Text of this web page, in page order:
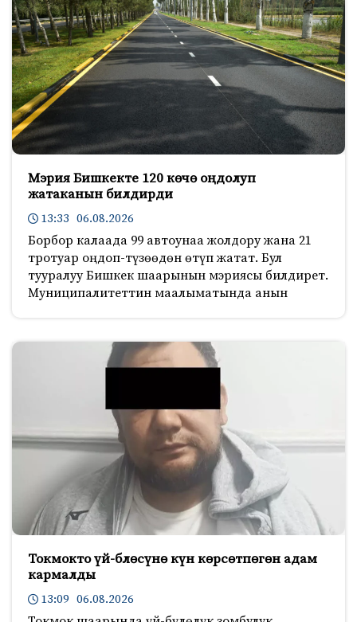
Мэрия Бишкекте 120 көчө оңдолуп
жатаканын билдирди
13:33 06.08.2026
Борбор калаада 99 автоунаа жолдору жана 21
тротуар оңдоп-түзөөдөн өтүп жатат. Бул
тууралуу Бишкек шаарынын мэриясы билдирет.
Муниципалитеттин маалыматында анын
Токмокто үй-блөсүнө күн көрсөтпөгөн адам
кармалды
13:09 06.08.2026